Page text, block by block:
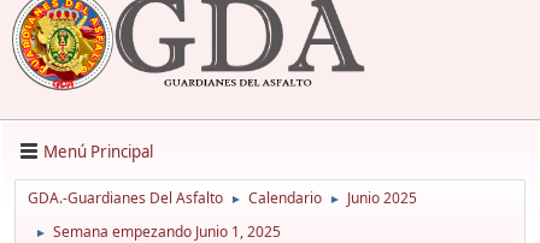
Menú Principal
GDA.-Guardianes Del Asfalto ► Calendario ► Junio 2025
► Semana empezando Junio 1, 2025